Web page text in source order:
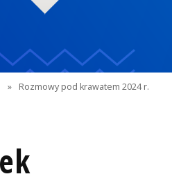
» Rozmowy pod krawatem 2024 r.